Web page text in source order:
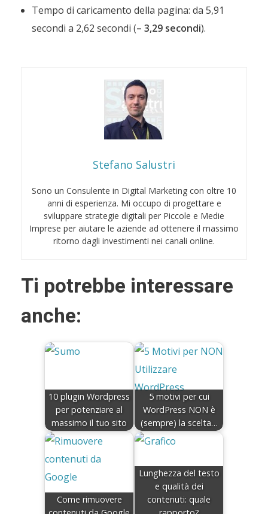
Tempo di caricamento della pagina: da 5,91
secondi a 2,62 secondi (– 3,29 secondi).
Stefano Salustri
Sono un Consulente in Digital Marketing con oltre 10
anni di esperienza. Mi occupo di progettare e
sviluppare strategie digitali per Piccole e Medie
Imprese per aiutare le aziende ad ottenere il massimo
ritorno dagli investimenti nei canali online.
Ti potrebbe interessare
anche:
10 plugin Wordpress
per potenziare al
massimo il tuo sito
5 motivi per cui
WordPress NON è
(sempre) la scelta…
Come rimuovere
Lunghezza del testo
e qualità dei
contenuti: quale